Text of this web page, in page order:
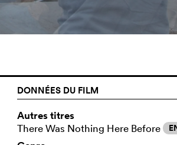
DONNÉES DU FILM
Autres titres
There Was Nothing Here Before